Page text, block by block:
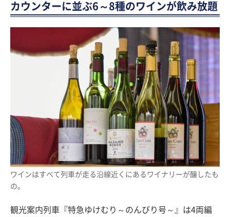
カウンターに並ぶ6～8種のワインが飲み放題
ワインはすべて列車が走る沿線近くにあるワイナリーが醸したも
の。
観光案内列車『特急ゆけむり～のんびり号～』は4両編